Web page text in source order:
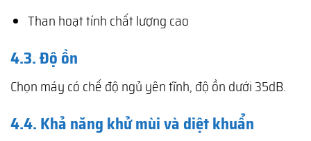
Than hoạt tính chất lượng cao
4.3. Độ ồn
Chọn máy có chế độ ngủ yên tĩnh, độ ồn dưới 35dB.
4.4. Khả năng khử mùi và diệt khuẩn